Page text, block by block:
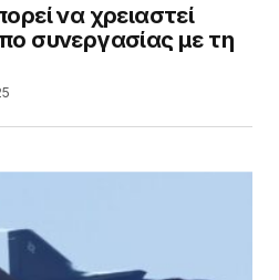
να χρειαστεί
συνεργασίας με τη